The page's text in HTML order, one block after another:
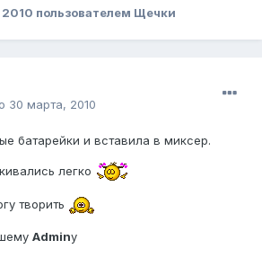
пользователем Щечки
30 марта, 2010
батарейки и вставила в миксер.
легко
творить
Adminу